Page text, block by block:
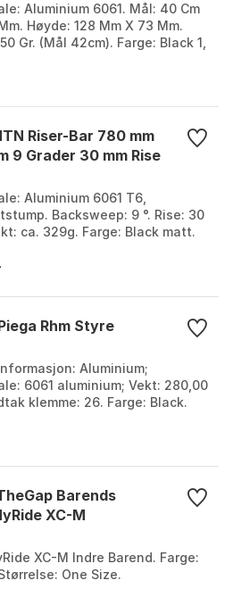
Aluminium 6061. Mål: 40 Cm
Høyde: 128 Mm X 73 Mm.
Gr. (Mål 42cm). Farge: Black 1,
Riser-Bar 780 mm
9 Grader 30 mm Rise
Aluminium 6061 T6,
Backsweep: 9 °. Rise: 30
ca. 329g. Farge: Black matt.
Rhm Styre
Aluminium;
6061 aluminium; Vekt: 280,00
klemme: 26. Farge: Black.
420mm, 440...
Barends
XC-M
XC-M Indre Barend. Farge:
One Size.